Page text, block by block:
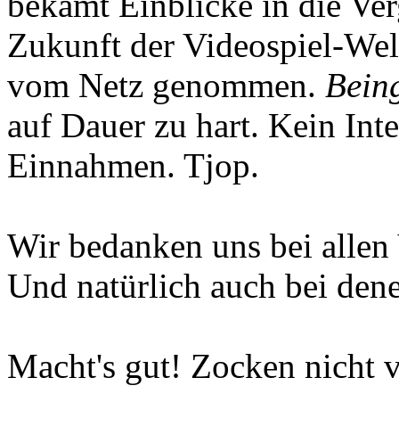
Zukunft der Videospiel-
vom Netz genommen.
auf Dauer zu hart. Kein
Einnahmen. Tjop.
Wir bedanken uns bei
Und natürlich auch bei
Macht's gut! Zocken nicht